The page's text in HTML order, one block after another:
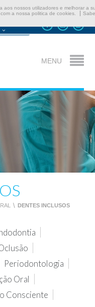
aos nossos utilizadores e melhorar a
a nossa politica de cookies.
MENU
\ DENTES INCLUSOS
Periodontologia
Oral
Consciente